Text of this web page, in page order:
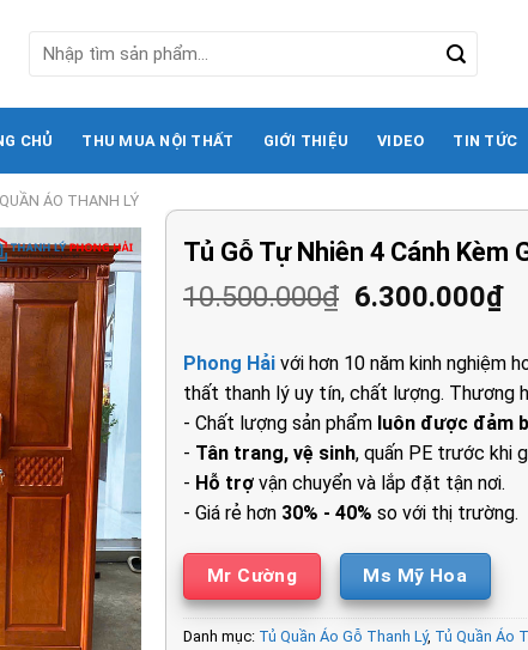
kiếm:
CHỦ THU MUA NỘI THẤT GIỚI THIỆU VIDEO TIN TỨC
ÁO THANH LÝ
Tủ Gỗ Tự Nhiên 4 Cánh Kèm
10.500.000₫ Giá
là:
10.500.000₫.
6.300.000₫Giá
Phong Hải với hơn 10 năm kinh nghiệm
thất thanh lý uy tín, chất lượng. Thương
- Chất lượng sản phẩm luôn được đảm
- Tân trang, vệ sinh, quấn PE trước khi
- Hỗ trợ vận chuyển và lắp đặt tận nơi.
- Giá rẻ hơn 30% - 40% so với thị trường.
Mr Cường Ms Mỹ Hoa
Danh mục: Tủ Quần Áo Gỗ Thanh Lý, Tủ Quần Áo